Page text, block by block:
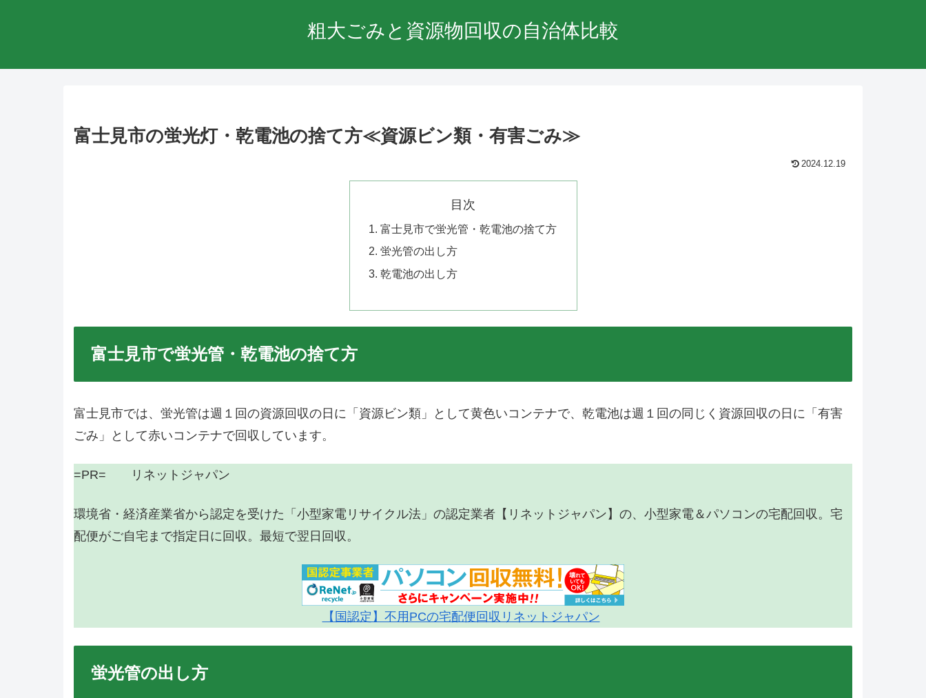
粗大ごみと資源物回収の自治体比較
富士見市の蛍光灯・乾電池の捨て方≪資源ビン類・有害ごみ≫
2024.12.19
目次
富士見市で蛍光管・乾電池の捨て方
蛍光管の出し方
乾電池の出し方
富士見市で蛍光管・乾電池の捨て方
富士見市では、蛍光管は週１回の資源回収の日に「資源ビン類」として黄色いコンテナで、乾電池は週１回の同じく資源回収の日に「有害
ごみ」として赤いコンテナで回収しています。
=PR= リネットジャパン
環境省・経済産業省から認定を受けた「小型家電リサイクル法」の認定業者【リネットジャパン】の、小型家電＆パソコンの宅配回収。宅
配便がご自宅まで指定日に回収。最短で翌日回収。
【国認定】不用PCの宅配便回収リネットジャパン
蛍光管の出し方